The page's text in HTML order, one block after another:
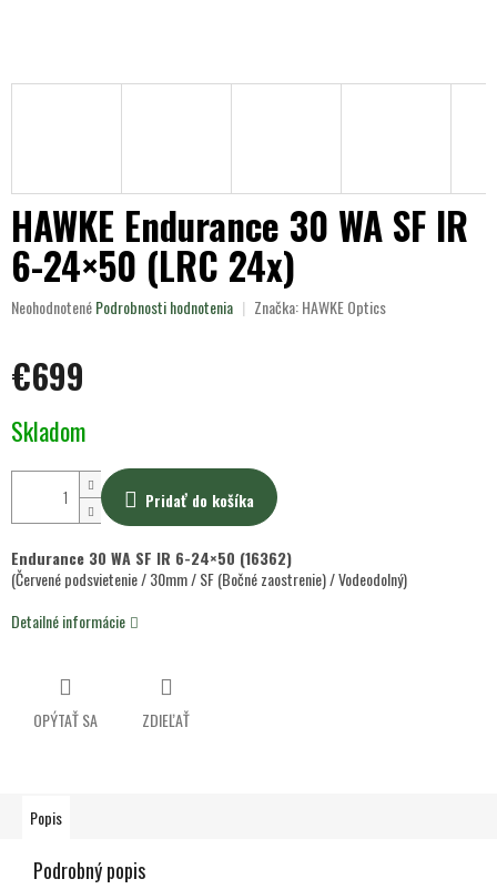
HAWKE Endurance 30 WA SF IR
6-24×50 (LRC 24x)
Priemerné
je
0,0
5
NeohodnotenéPodrobnosti hodnotenia Značka:HAWKE Optics
€699
cena:
Skladom
Pridať do košíka
Endurance 30 WA SF IR 6-24×50 (16362)
(Červené podsvietenie / 30mm / SF (Bočné zaostrenie) / Vodeodolný)
Detailné informácie
OPÝTAŤ SA ZDIEĽAŤ
Popis
Podrobný popis